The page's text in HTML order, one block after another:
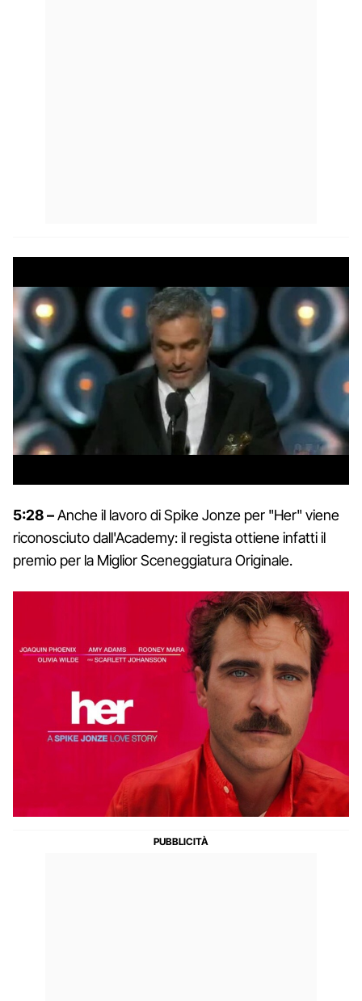
5:28 –Anche il lavoro di Spike Jonze per "Her" viene
riconosciuto dall'Academy: il regista ottiene infatti il
premio per la Miglior Sceneggiatura Originale.